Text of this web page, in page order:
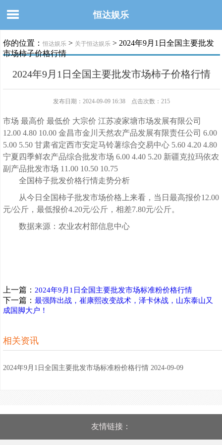
恒达娱乐
你的位置： 恒达娱乐 > 关于恒达娱乐 > 2024年9月1日全国主要批发
市场柿子价格行情
2024年9月1日全国主要批发市场柿子价格行情
发布日期：2024-09-09 16:38 点击次数：215
市场 最高价 最低价 大宗价 江苏凌家塘市场发展有限公司
12.00 4.80 10.00 金昌市金川天然农产品发展有限责任公司 6.00
5.00 5.50 甘肃省定西市安定马铃薯综合交易中心 5.60 4.20 4.80
宁夏四季鲜农产品综合批发市场 6.00 4.40 5.20 新疆克拉玛依农
副产品批发市场 11.00 10.50 10.75
全国柿子批发价格行情走势分析
从今日全国柿子批发市场价格上来看，当日最高报价12.00
元/公斤，最低报价4.20元/公斤，相差7.80元/公斤。
数据来源：农业农村部信息中心
上一篇： 2024年9月1日全国主要批发市场标准粉价格行情
下一篇： 最强阵出战，崔康熙改变战术，泽卡休战，山东泰山又
成国脚大户！
相关资讯
2024年9月1日全国主要批发市场标准粉价格行情 2024-09-09
友情链接：